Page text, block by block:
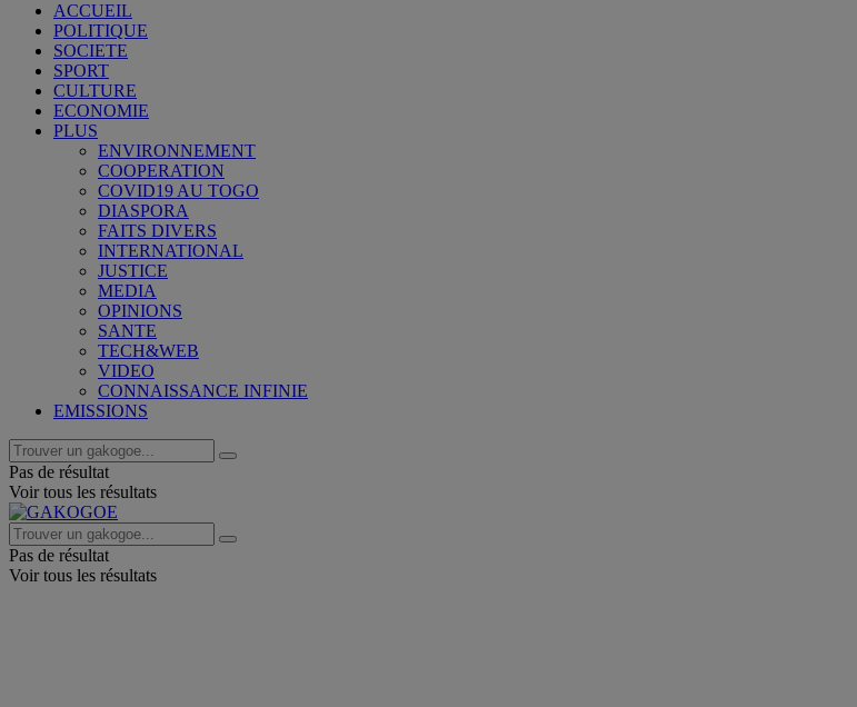
ACCUEIL
POLITIQUE
SOCIETE
SPORT
CULTURE
ECONOMIE
PLUS
ENVIRONNEMENT
COOPERATION
COVID19 AU TOGO
DIASPORA
FAITS DIVERS
INTERNATIONAL
JUSTICE
MEDIA
OPINIONS
SANTE
TECH&WEB
VIDEO
CONNAISSANCE INFINIE
EMISSIONS
Pas de résultat
Voir tous les résultats
Pas de résultat
Voir tous les résultats